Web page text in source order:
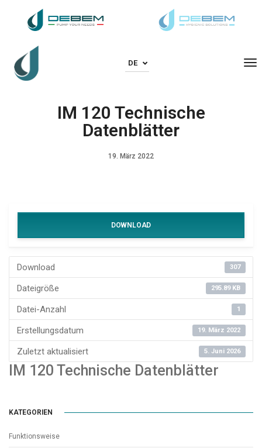
DE
IM 120 Technische
Datenblätter
19. März 2022
DOWNLOAD
Download 307
Dateigröße 295.89 KB
Datei-Anzahl 1
Erstellungsdatum 19. März 2022
Zuletzt aktualisiert 5. Juni 2026
IM 120 Technische Datenblätter
KATEGORIEN
Funktionsweise